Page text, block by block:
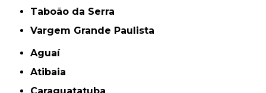
Taboão da Serra
Vargem Grande Paulista
Aguaí
Atibaia